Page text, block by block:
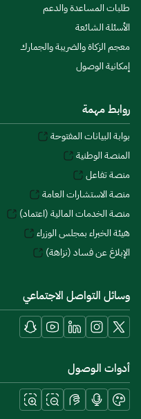
طلبات المساعدة والدعم
الأسئلة الشائعة
معجم الزكاة والضريبة والجمارك
إمكانية الوصول
روابط مهمة
بوابة البيانات المفتوحة
المنصة الوطنية
منصة تفاعل
منصة الاستشارات العامة
منصة الخدمات المالية (اعتماد)
هيئة الخبراء بمجلس الوزراء
الإبلاغ عن فساد (نزاهة)
وسائل التواصل الاجتماعي
أدوات الوصول